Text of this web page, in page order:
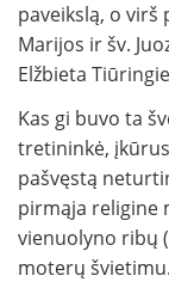
paveikslą, o
Marijos ir šv.
Elžbieta
Kas gi buvo ta
tretininkė,
pašvęstą
pirmąja religine
vienuolyno ribų
moterų